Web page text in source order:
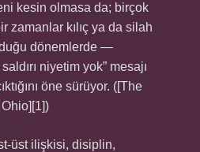
kesin olmasa da; birçok
kılıç ya da silah
dönemlerde —
niyetim yok” mesajı
öne sürüyor. ([The
ilişkisi, disiplin,